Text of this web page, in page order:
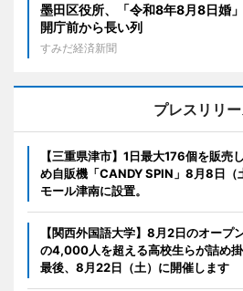
墨田区役所、「令和8年8月8日婚
開庁前から長い列
すみだ経済新聞
プレスリリ
【三重県津市】1日最大176個を販売
め自販機「CANDY SPIN」8月8日（
モール津南に設置。
【関西外国語大学】8月2日のオープ
の4,000人を超える高校生らが詰め
最後、8月22日（土）に開催します